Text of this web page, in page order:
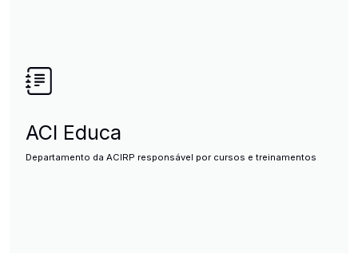
ACI Educa
Departamento da ACIRP responsável por cursos e treinamentos